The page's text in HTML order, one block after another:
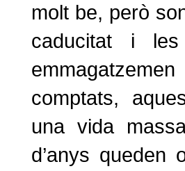
molt be, però
caducitat i les
comptats,
una vida
d’anys queden